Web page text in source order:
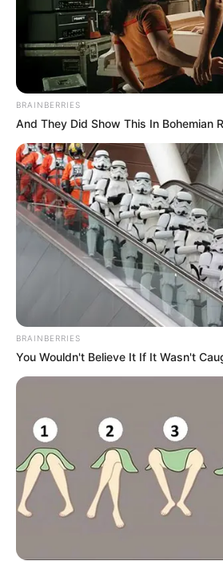
Τα χιόνια καθυστέρησαν να
αλλά ήρθαν και
πολλοί περίμεναν.
Πάνω από τα 25 εκατοστά είναι
αριστερά του δρόμου – Φωτό
Οι εικόνες είναι
των δήμων να βρίσκονται επί
μην κλείσουν οι δρόμοι
και την Γλυφάδα.
BRAINBERRIES
And They Did Show This In Bohemian
BRAINBERRIES
You Wouldn't Believe It If It Wasn't